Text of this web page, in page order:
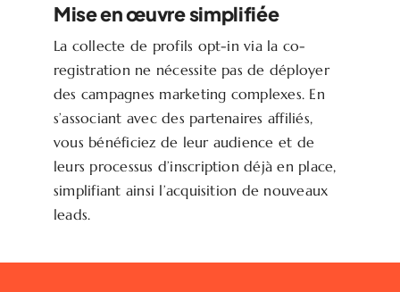
Mise en œuvre simplifiée
La collecte de profils opt-in via la co-
registration ne nécessite pas de déployer
des campagnes marketing complexes. En
s’associant avec des partenaires affiliés,
vous bénéficiez de leur audience et de
leurs processus d’inscription déjà en place,
simplifiant ainsi l’acquisition de nouveaux
leads.